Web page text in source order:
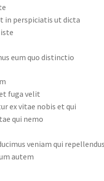
in perspiciatis ut dicta
eum quo distinctio
fuga velit
ex vitae nobis et qui
qui nemo
veniam qui repellendus
autem